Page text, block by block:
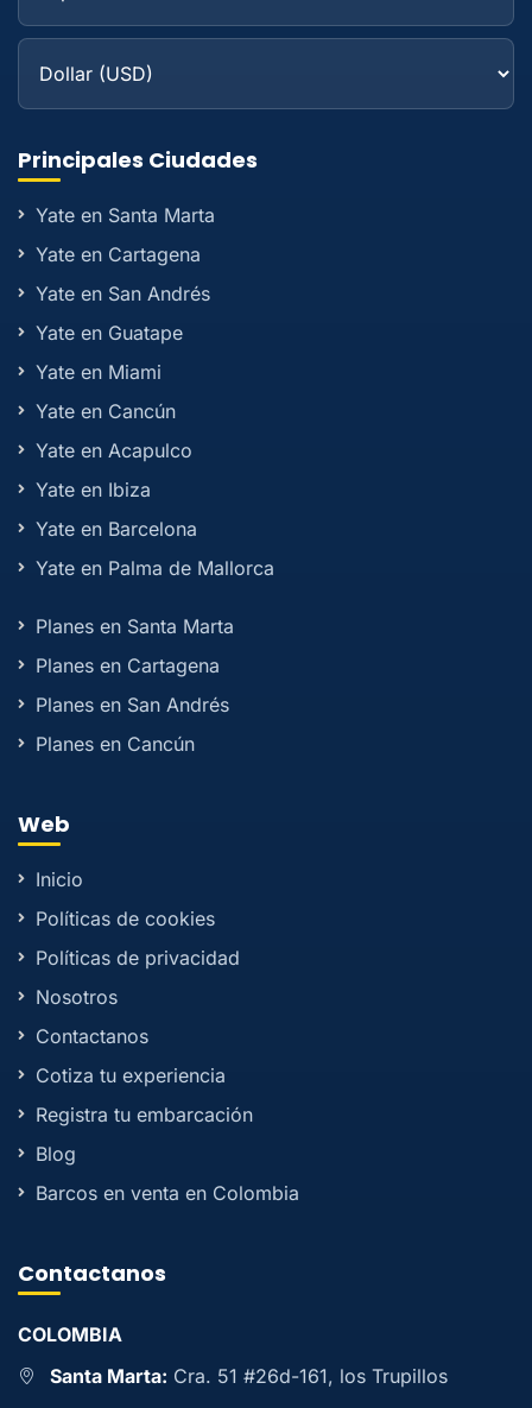
Principales Ciudades
Yate en Santa Marta
Yate en Cartagena
Yate en San Andrés
Yate en Guatape
Yate en Miami
Yate en Cancún
Yate en Acapulco
Yate en Ibiza
Yate en Barcelona
Yate en Palma de Mallorca
Planes en Santa Marta
Planes en Cartagena
Planes en San Andrés
Planes en Cancún
Web
Inicio
Políticas de cookies
Políticas de privacidad
Nosotros
Contactanos
Cotiza tu experiencia
Registra tu embarcación
Blog
Barcos en venta en Colombia
Contactanos
COLOMBIA
Santa Marta: Cra. 51 #26d-161, los Trupillos